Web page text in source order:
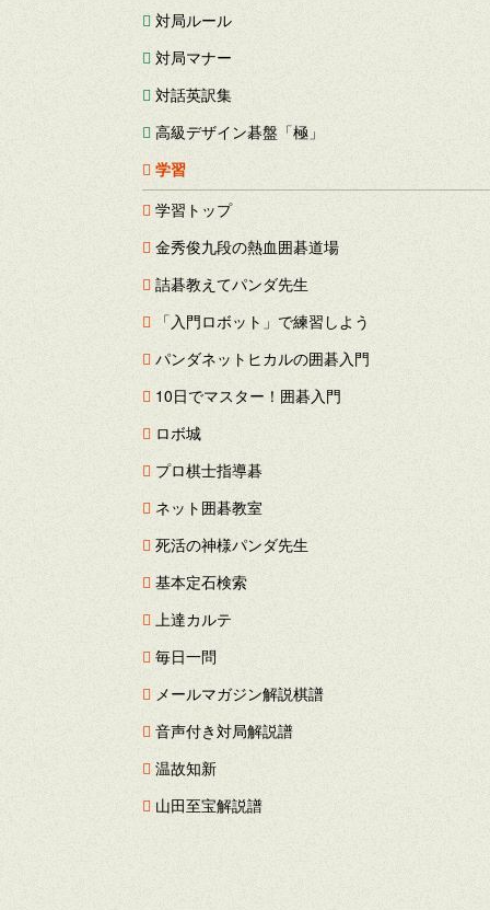
対局ルール
対局マナー
対話英訳集
高級デザイン碁盤「極」
学習
学習トップ
金秀俊九段の熱血囲碁道場
詰碁教えてパンダ先生
「入門ロボット」で練習しよう
パンダネットヒカルの囲碁入門
10日でマスター！囲碁入門
ロボ城
プロ棋士指導碁
ネット囲碁教室
死活の神様パンダ先生
基本定石検索
上達カルテ
毎日一問
メールマガジン解説棋譜
音声付き対局解説譜
温故知新
山田至宝解説譜